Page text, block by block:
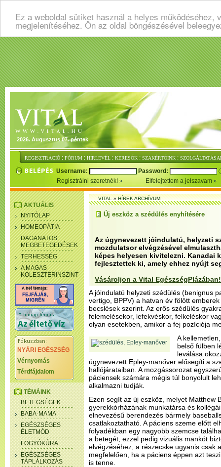
Ez a weboldal sütiket használ a helyes
megjelenítéséhez. Ön az oldal böngészésével
2026. Augusztus 07. péntek
REGISZTRÁCIÓ : FÓRUM : HÍRLEVÉL : KERESŐK : SZAKÉRTŐINK :
Username:
Password:
Regisztrálni szeretnék!
Elfelejtettem a jelszavam
AKTUÁLIS
NYITÓLAP
HOMEOPÁTIA
DAGANATOS
MEGBETEGEDÉSEK
TERHESSÉG
A MAGAS
KOLESZTERINSZINT
NYÁRI EGÉSZSÉG
Vérnyomás
Térdfájdalom
TÉMÁINK
BETEGSÉGEK
BABA-MAMA
EGÉSZSÉGES
ÉLETMÓD
FOGYÓKÚRA
EGÉSZSÉGES
TÁPLÁLKOZÁS
VITAL»HÍREK ARCHÍVUM
Új eszköz a szédülés enyhítésére
Az úgynevezett jóindulatú, helyzeti
mozdulatsor elvégzésével
képes helyesen kivitelezni. Kanadai
fejlesztettek ki, amely ehhez nyújt
Vásároljon a Vital EgészségPlázában!
A jóindulatú helyzeti szédülés (benignus
vertigo, BPPV) a hatvan év fölött
becslések szerint. Az erős szédülés
felemelésekor, lefekvéskor, felkeléskor
olyan esetekben, amikor a fej pozíciója
A
belső fülben
leválása
úgynevezett Epley-manőver elősegíti a
hallójárataiban. A mozgássorozat
páciensek számára mégis túl bonyolult
alkalmazni tudják.
Ezen segít az új eszköz, melyet Matthew
gyerekkórházának munkatársa és
elnevezésű berendezés bármely
csatlakoztatható. A páciens szeme előtt
folyadékban egy nagyobb szemcse
a betegét, ezzel pedig vizuális mankót
elvégzéséhez, a részecske ugyanis csak
megfelelően, ha a páciens éppen azt
is tenne.